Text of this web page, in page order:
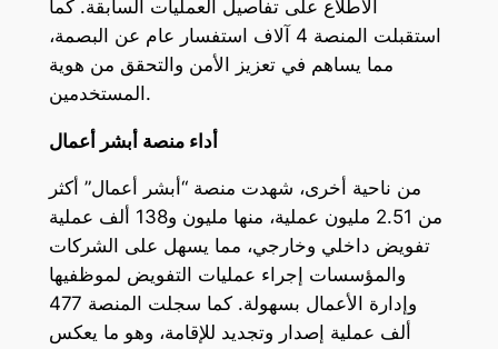
الاطلاع على تفاصيل العمليات السابقة. كما
استقبلت المنصة 4 آلاف استفسار عام عن البصمة،
مما يساهم في تعزيز الأمن والتحقق من هوية
المستخدمين.
أداء منصة أبشر أعمال
من ناحية أخرى، شهدت منصة “أبشر أعمال” أكثر
من 2.51 مليون عملية، منها مليون و138 ألف عملية
تفويض داخلي وخارجي، مما يسهل على الشركات
والمؤسسات إجراء عمليات التفويض لموظفيها
وإدارة الأعمال بسهولة. كما سجلت المنصة 477
ألف عملية إصدار وتجديد للإقامة، وهو ما يعكس